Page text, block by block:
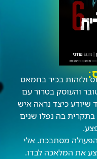
ולזהות בכיר בחמאס
והעוסק בטרור עם
שיודע כיצד נראה איש
בה נפלו שנים
מסתבכת. אלי
את המלאכה לבדו.